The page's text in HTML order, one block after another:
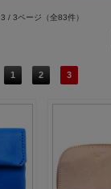
3 / 3ページ （全83件）
1 2 3